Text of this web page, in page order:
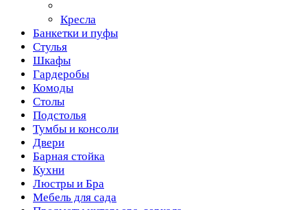
Кресла
Банкетки и пуфы
Стулья
Шкафы
Гардеробы
Комоды
Столы
Подстолья
Тумбы и консоли
Двери
Барная стойка
Кухни
Люстры и Бра
Мебель для сада